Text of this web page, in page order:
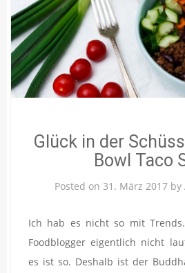
Glück in der
Bowl Taco
Posted on 31. März 2017by
Ich hab es nicht so mit
Foodblogger eigentlich nicht
es ist so. Deshalb ist der